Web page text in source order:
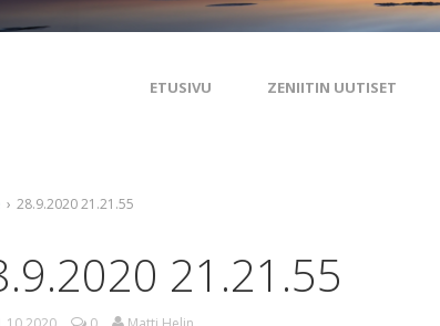
Planetaario
Muita palveluita
ETUSIVU ZENIITIN UUTISET
› 28.9.2020 21.21.55
21.21.55